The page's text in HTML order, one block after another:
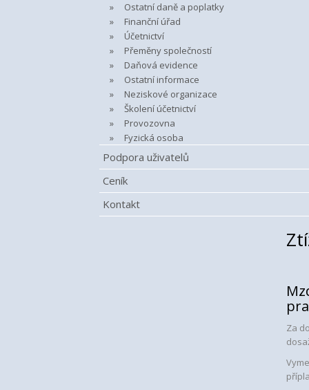
Ostatní daně a poplatky
Finanční úřad
Účetnictví
Přeměny společností
Daňová evidence
Ostatní informace
Neziskové organizace
Školení účetnictví
Provozovna
Fyzická osoba
Podpora uživatelů
Ceník
Kontakt
Za